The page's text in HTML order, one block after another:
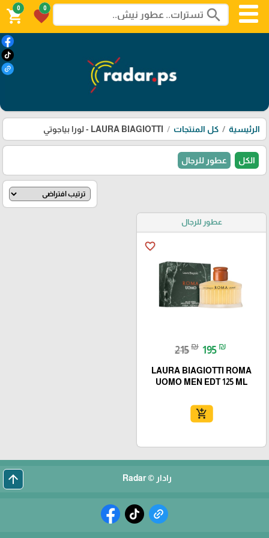
search
0
favorite
0
shopping_cart
الرئيسية كل المنتجات LAURA BIAGIOTTI - لورا بياجوتي
الكل عطور للرجال
عطور للرجال
favorite_border
215₪ 195 ₪
LAURA BIAGIOTTI ROMA
UOMO MEN EDT 125 ML
add_shopping_cart
رادار © Radar arrow_upward